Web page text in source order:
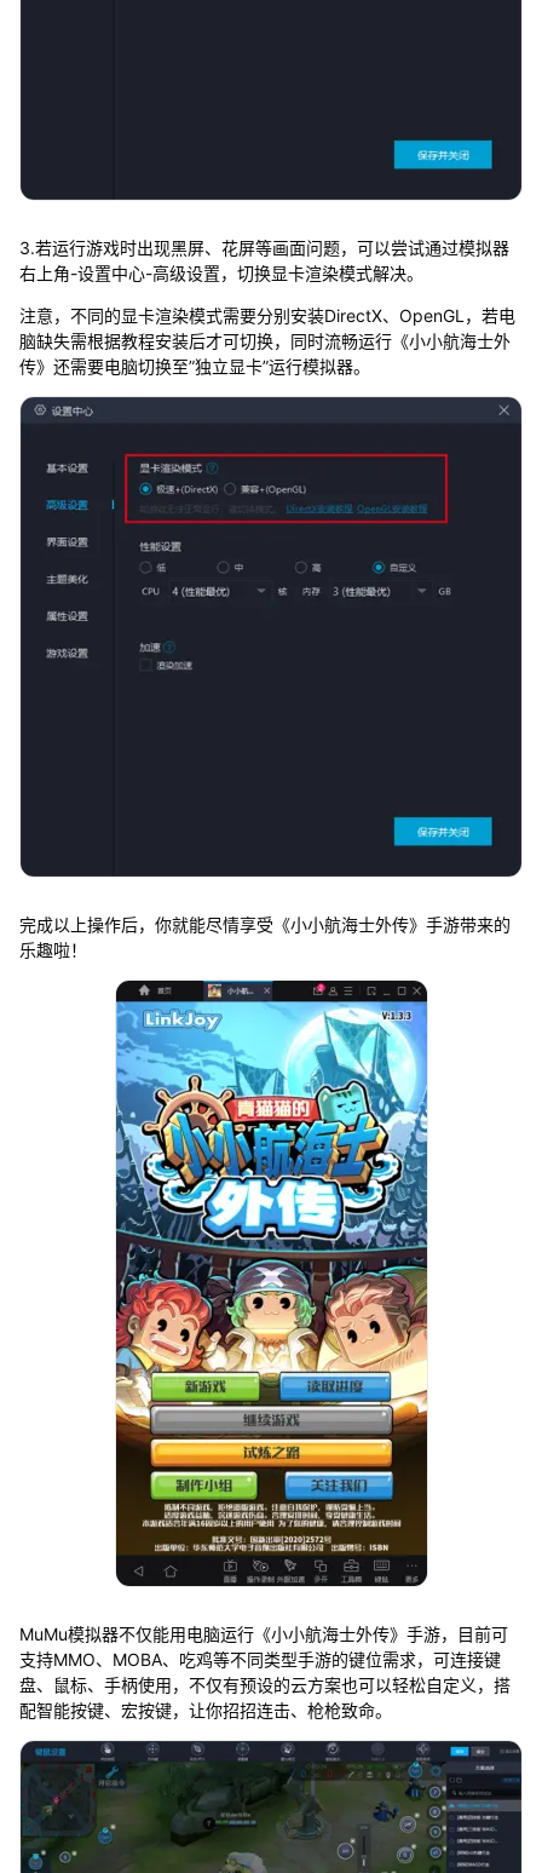
3.若运行游戏时出现黑屏、花屏等画面问题，可以尝试通过模拟器
右上角-设置中心-高级设置，切换显卡渲染模式解决。
注意，不同的显卡渲染模式需要分别安装DirectX、OpenGL，若电
脑缺失需根据教程安装后才可切换，同时流畅运行《小小航海士外
传》还需要电脑切换至”独立显卡”运行模拟器。
完成以上操作后，你就能尽情享受《小小航海士外传》手游带来的
乐趣啦！
MuMu模拟器不仅能用电脑运行《小小航海士外传》手游，目前可
支持MMO、MOBA、吃鸡等不同类型手游的键位需求，可连接键
盘、鼠标、手柄使用，不仅有预设的云方案也可以轻松自定义，搭
配智能按键、宏按键，让你招招连击、枪枪致命。